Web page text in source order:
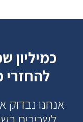
כמיליון
להחזרי
אנחנו נבדוק